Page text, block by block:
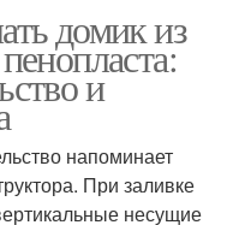
домик из
и
напоминает
При заливке
несущие